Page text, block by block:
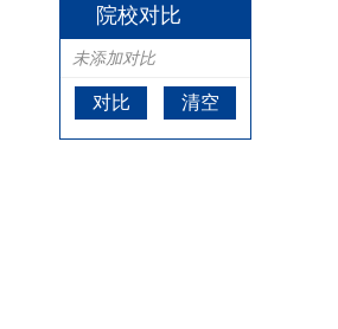
院校对比
未添加对比
对比 清空